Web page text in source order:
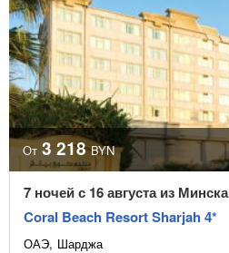
От 3 218 BYN
7 ночей с 16 августа из Минска
Coral Beach Resort Sharjah 4*
ОАЭ Шарджа